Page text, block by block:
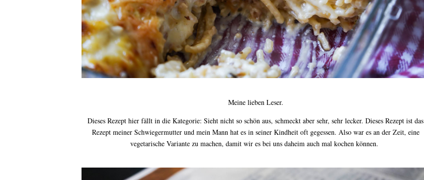
Meine lieben Leser.
Dieses Rezept hier fällt in die Kategorie: Sieht nicht so schön aus, schmeckt aber sehr, sehr lecker. Dieses Rezept ist das
Rezept meiner Schwiegermutter und mein Mann hat es in seiner Kindheit oft gegessen. Also war es an der Zeit, eine
vegetarische Variante zu machen, damit wir es bei uns daheim auch mal kochen können.